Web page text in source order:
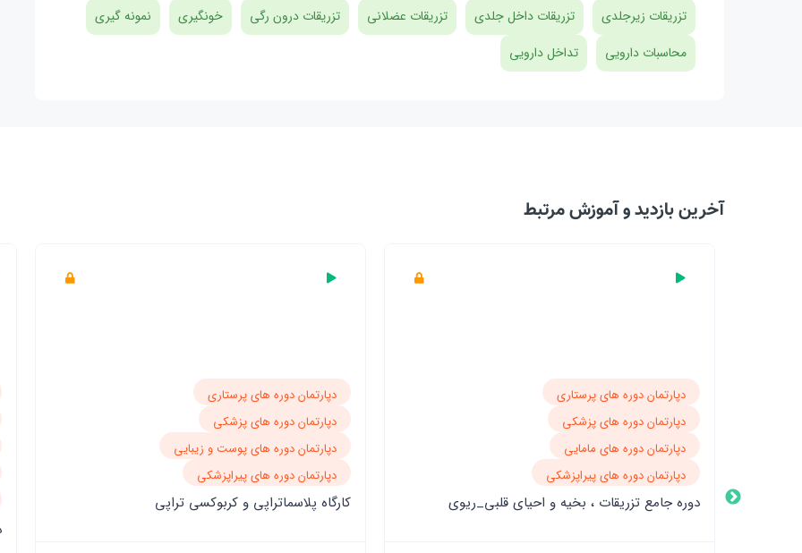
تزریقات زیرجلدی تزریقات داخل جلدی تزریقات عضلانی تزریقات درون رگی خونگیری
نمونه گیری
محاسبات دارویی
تداخل دارویی
آخرین بازدید‌ و آموزش مرتبط
دپارتمان دوره های پرستاری
دپارتمان دوره های پزشکی
دپارتمان دوره های پوست و زیبایی
دپارتمان دوره های پیراپزشکی
‌کارگاه پلاسماتراپی و‌ کربوکسی تراپی
دپارتمان دوره های پرستاری
دپارتمان دوره های پزشکی
دپارتمان دوره های مامایی
دپارتمان دوره های پوست و زیبایی
دپارتمان دوره های پیراپزشکی